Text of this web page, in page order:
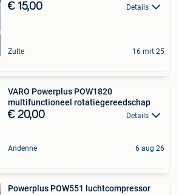
€ 15,00 Details
Zulte 16 mrt 25
VARO Powerplus POW1820
multifunctioneel rotatiegereedschap
€ 20,00 Details
Andenne 6 aug 26
Powerplus POW551 luchtcompressor